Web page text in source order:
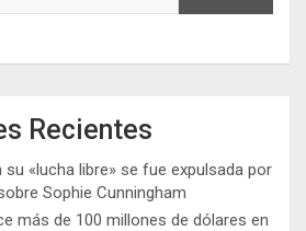
Recientes
«lucha libre» se fue expulsada por
Sophie Cunningham
más de 100 millones de dólares en